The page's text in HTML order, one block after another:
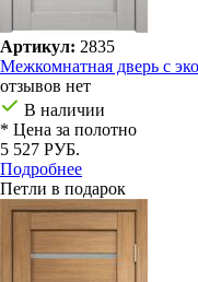
Артикул: 2835
Межкомнатная дверь с
отзывов нет
В наличии
* Цена за полотно
5 527 РУБ.
Подробнее
Петли в подарок